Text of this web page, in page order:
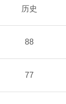
历史
88
77